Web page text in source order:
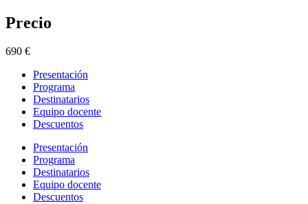
Precio
690 €
Presentación
Programa
Destinatarios
Equipo docente
Descuentos
Presentación
Programa
Destinatarios
Equipo docente
Descuentos